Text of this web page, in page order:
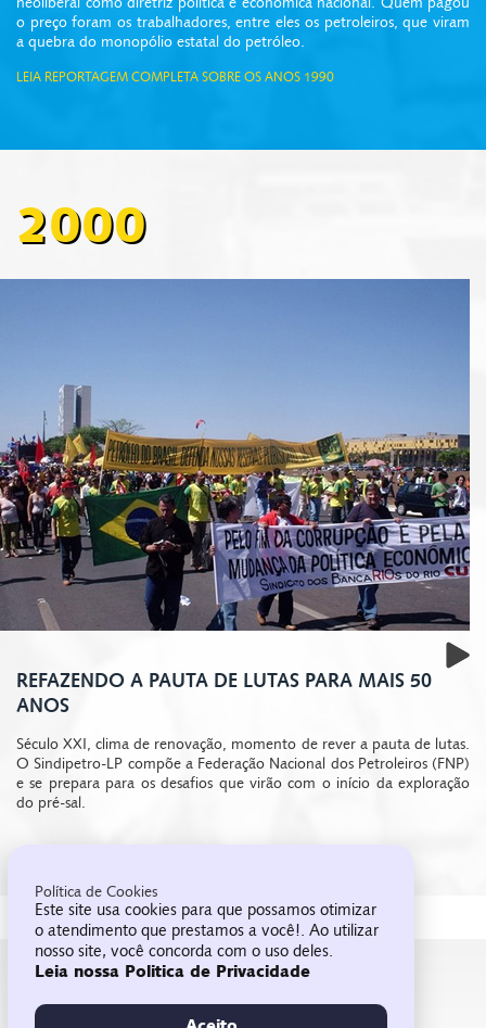
o preço foram os trabalhadores, entre eles os petroleiros, que viram
a quebra do monopólio estatal do petróleo.
LEIA REPORTAGEM COMPLETA SOBRE OS ANOS 1990
2000
REFAZENDO A PAUTA DE LUTAS PARA MAIS 50
ANOS
Século XXI, clima de renovação, momento de rever a pauta de lutas.
O Sindipetro-LP compõe a Federação Nacional dos Petroleiros (FNP)
e se prepara para os desafios que virão com o início da exploração
do pré-sal.
FALE COM O SINDICATO
Política de Cookies
Este site usa cookies para que possamos otimizar
o atendimento que prestamos a você!. Ao utilizar
nosso site, você concorda com o uso deles.
Leia nossa Politica de Privacidade